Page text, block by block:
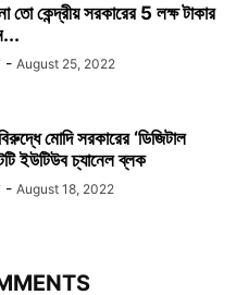
তো কেন্দ্রীয় সরকারের 5 লক্ষ টাকার
- August 25, 2022
মোদি সরকারের ‘ডিজিটাল
ইউটিউব চ্যানেল ব্লক
- August 18, 2022